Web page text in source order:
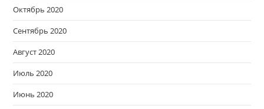
Октябрь 2020
Сентябрь 2020
Август 2020
Июль 2020
Июнь 2020